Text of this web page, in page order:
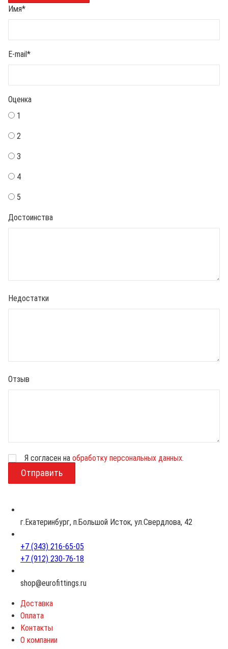
Имя*
E-mail*
Оценка
1
2
3
4
5
Достоинства
Недостатки
Отзыв
з
Я согласен на обработку персональных данных.
г.Екатеринбург, п.Большой Исток, ул.Свердлова, 42
+7 (343) 216-65-05
+7 (912) 230-76-18
shop@eurofittings.ru
Доставка
Оплата
Контакты
О компании